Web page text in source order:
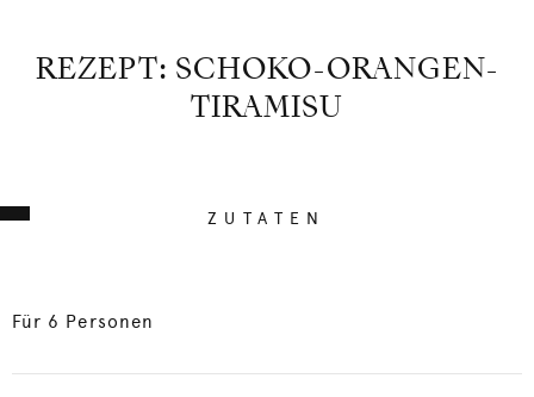
REZEPT: SCHOKO-ORANGEN-
TIRAMISU
ZUTATEN
Für 6 Personen